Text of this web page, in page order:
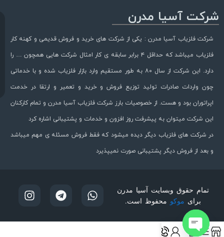
شرکت آسیا مدرن
شرکت فلزیاب آسیا مدرن : یکی از شرکت های خرید و فروش قدیمی و کهنه کار
فلزیاب میباشد که حداقل ۴ برابر سابقه ی کار امثال شرکت هایی همچون … را
دارد. این شرکت از سال ۸۰ به طور مستقیم وارد بازار فلزیاب شده و با خدماتی
چون واردات صادرات تولید توزیع فروش و خرید و تعمیر و ارتقا در خدمت
اپراتوران بود و هست. از خصوصیات بارز شرکت فلزیاب آسیا مدرن و تمام کارکنان
این شرکت میتوان به پیشرفت روز افزون و خدمات و پشتیبانی اشاره کرد
در شرکت های فلزیاب دیگر دیده میشود که فقط فروش مسئله ی مهم میباشد
و بعد از فروش دیگر پشتیبانی صورت نمیپذیرد
تمام حقوق وبسایت آسیا مدرن
برای موکو محفوظ است.